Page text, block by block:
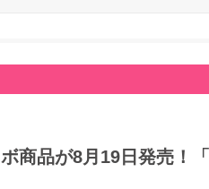
商品が8月19日発売！